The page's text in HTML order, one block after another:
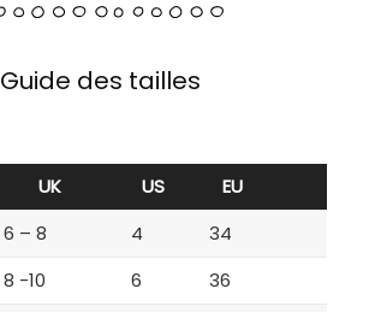
Guide des tailles
UK US
EU
6 – 8 4
34
8 -10 6
36